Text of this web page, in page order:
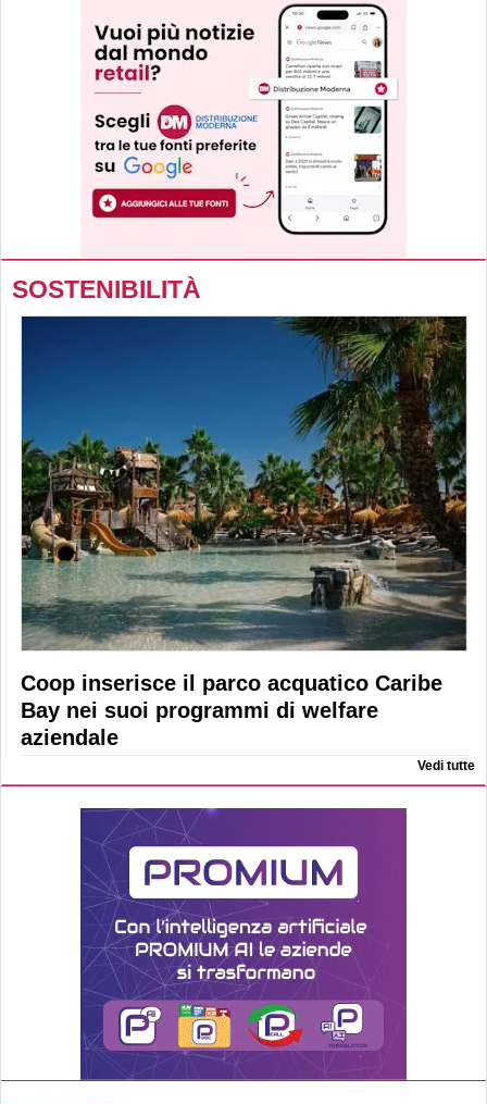
SOSTENIBILITÀ
Coop inserisce il parco acquatico Caribe
Bay nei suoi programmi di welfare
aziendale
Vedi tutte